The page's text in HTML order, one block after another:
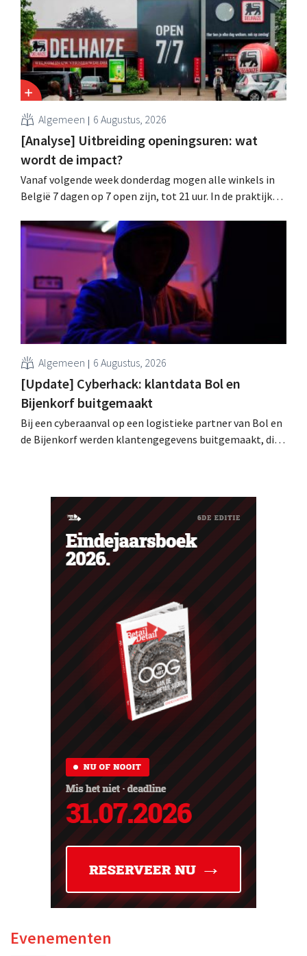
Algemeen 6 Augustus, 2026
[Analyse] Uitbreiding openingsuren: wat
wordt de impact?
Vanaf volgende week donderdag mogen alle winkels in
België 7 dagen op 7 open zijn, tot 21 uur. In de praktijk
arbeidswetgeving een hinderpaal. Is er een gelijk
speelveld?
Algemeen 6 Augustus, 2026
[Update] Cyberhack: klantdata Bol en
Bijenkorf buitgemaakt
Bij een cyberaanval op een logistieke partner van Bol en
de Bijenkorf werden klantengegevens buitgemaakt, die
Evenementen